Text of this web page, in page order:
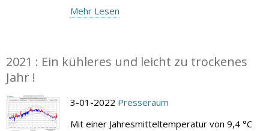
Mehr Lesen
2021 : Ein kühleres und leicht zu trockenes
Jahr !
3-01-2022 Presseraum
Mit einer Jahresmitteltemperatur von 9,4 °C